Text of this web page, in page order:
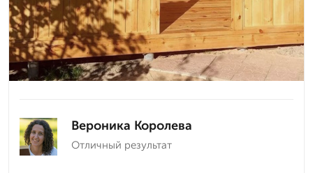
Вероника Королева
Отличный результат